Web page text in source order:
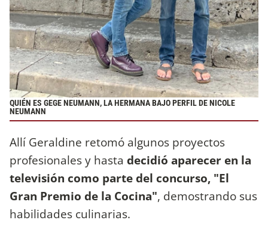
QUIÉN ES GEGE NEUMANN, LA HERMANA BAJO PERFIL DE NICOLE
NEUMANN
Allí Geraldine retomó algunos proyectos
profesionales y hasta decidió aparecer en la
televisión como parte del concurso, "El
Gran Premio de la Cocina", demostrando sus
habilidades culinarias.